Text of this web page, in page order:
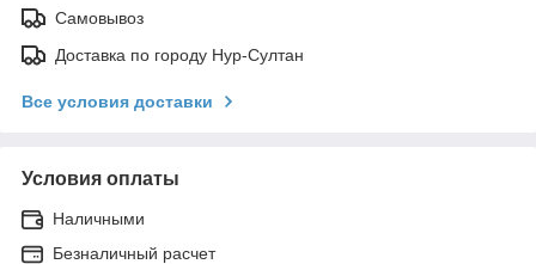
Самовывоз
Доставка по городу Нур-Султан
Все условия доставки
Условия оплаты
Наличными
Безналичный расчет